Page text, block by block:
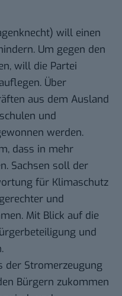
will einen
Um gegen den
will die Partei
Über
aus dem Ausland
und
werden.
dass in mehr
Sachsen soll der
für Klimaschutz
und
Mit Blick auf die
und
der Stromerzeugung
Bürgern zukommen